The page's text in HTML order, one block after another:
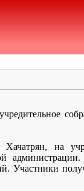
на
Участники